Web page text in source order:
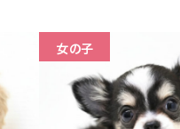
女の子